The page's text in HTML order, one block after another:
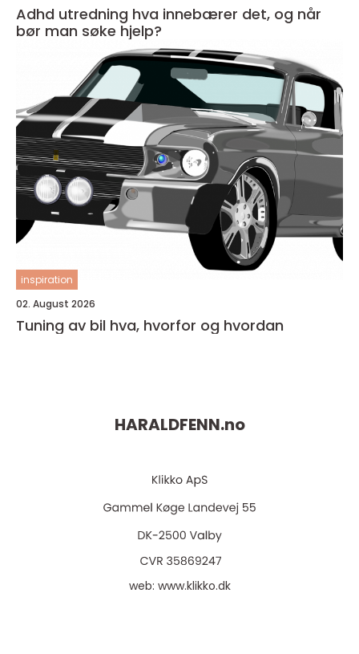
Adhd utredning hva innebærer det, og når
bør man søke hjelp?
inspiration
02. August 2026
Tuning av bil hva, hvorfor og hvordan
HARALDFENN.no
web: www.klikko.dk